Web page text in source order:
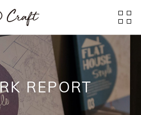
REPORT